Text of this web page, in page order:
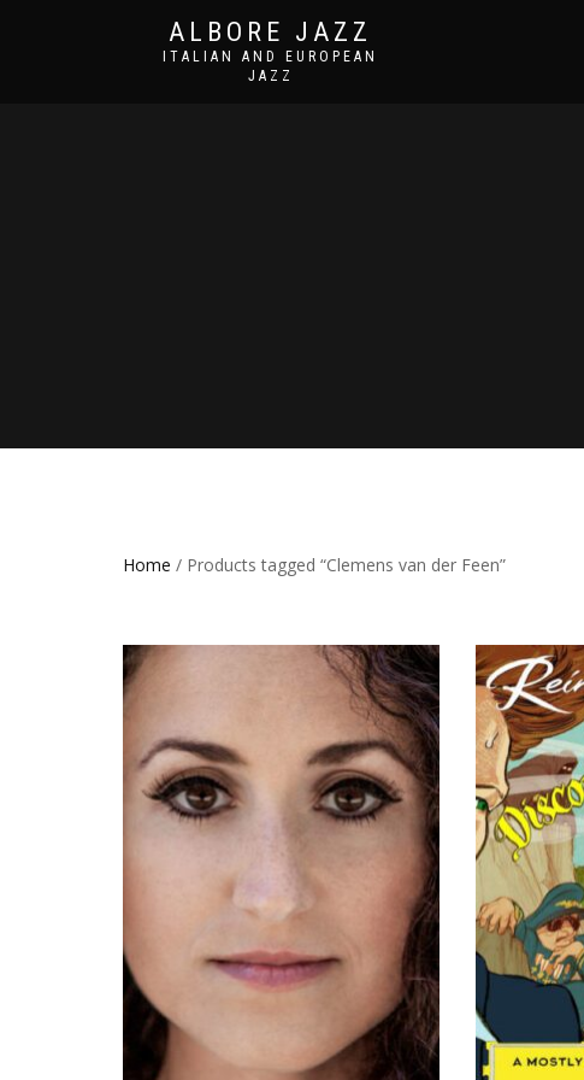
ALBORE JAZZ
ITALIAN AND EUROPEAN
JAZZ
Home / Products tagged “Clemens van der Feen”